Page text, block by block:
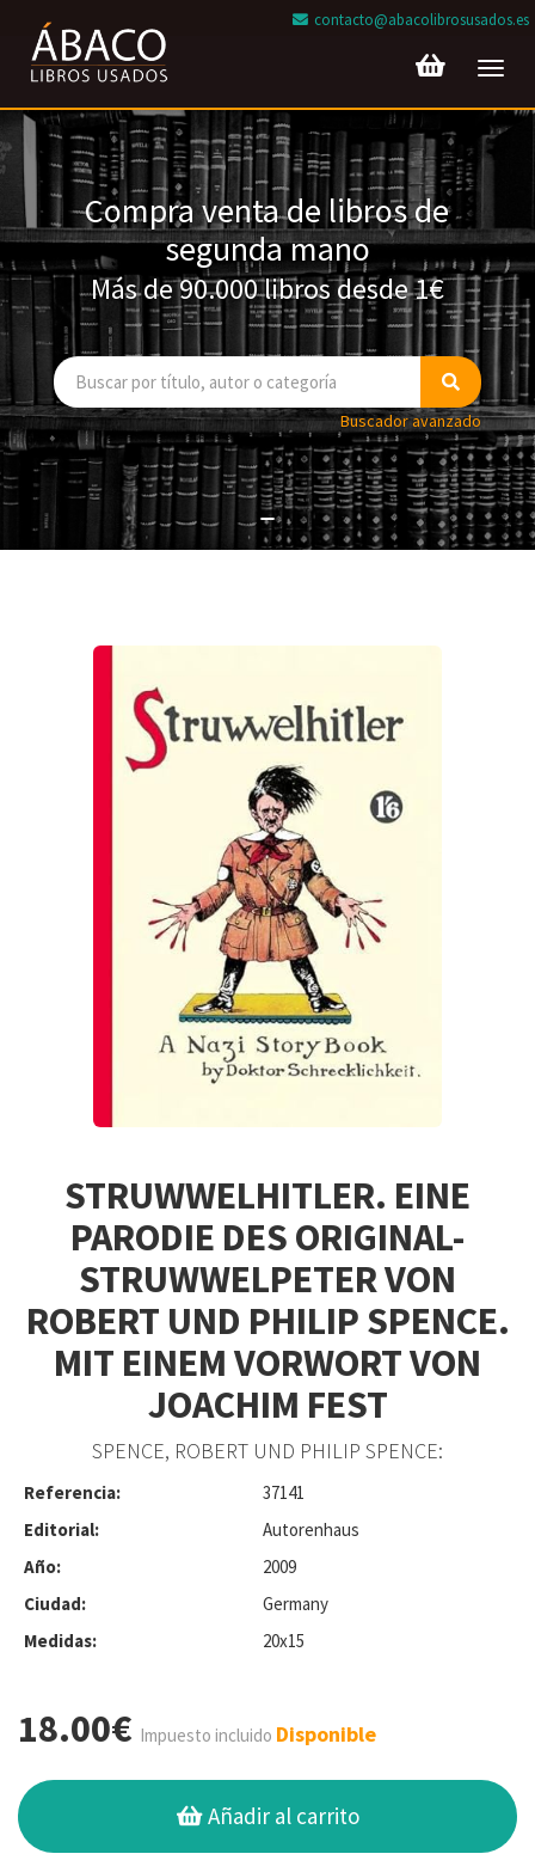
contacto@abacolibrosusados.es
Compra venta de libros de
segunda mano
Más de 90.000 libros desde 1€
Buscador avanzado
STRUWWELHITLER. EINE
PARODIE DES ORIGINAL-
STRUWWELPETER VON
ROBERT UND PHILIP SPENCE.
MIT EINEM VORWORT VON
JOACHIM FEST
SPENCE, ROBERT UND PHILIP SPENCE:
Referencia:
37141
Editorial:
Autorenhaus
Año:
2009
Ciudad:
Germany
Medidas:
20x15
18.00€ Impuesto incluido Disponible
Añadir al carrito